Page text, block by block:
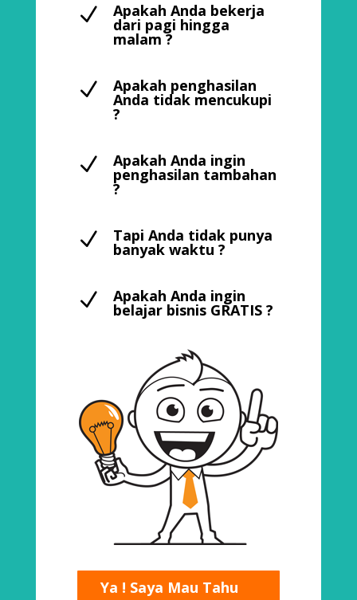
N Apakah Anda bekerja
dari pagi hingga
malam ?
N Apakah penghasilan
Anda tidak mencukupi
?
N Apakah Anda ingin
penghasilan tambahan
?
N Tapi Anda tidak punya
banyak waktu ?
N Apakah Anda ingin
belajar bisnis GRATIS ?
Ya ! Saya Mau Tahu